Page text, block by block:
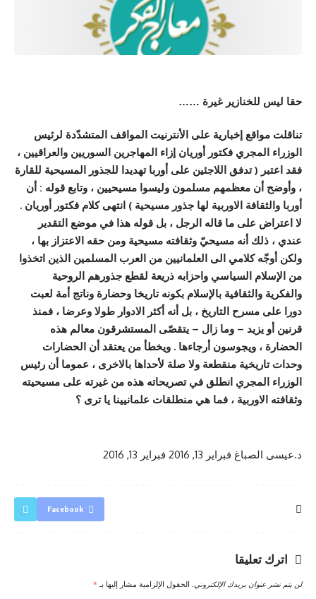
حقا ليس للخنازير غيرة ……
تناقلت مواقع إخبارية على الأنترنيت المواقف المتشدّدة لرئيس
الوزراء المجري فكتور أوريان إزاء المهاجرين السوريين والعراقيين ،
فقد اعتبر ( تدفق اللاجئين على أوربا تهديدا للجذور المسيحية للقارة
، وأوضح أن معظمهم مسلمون وليسوا مسيحيين ، وتابع قوله : أن
أوربا والثقافة الاوربية لها جذور مسيحية ) انتهى كلام فكتور أوريان .
لا اعتراض على ما قاله الرجل ، بل قوله هذا في موضع التقدير
عندي ، ذلك أنه مسيحيّ وثقافته مسيحية ومن حقه الاعتزاز بها ،
ولكن أوجّه كلامي الى العلمانيين من العرب المسلمين الذين اتخذوا
من الإسلام السياسي واحزابه ذريعة لقطع جذورهم الروحية
والفكرية والثقافية بالإسلام بكونه تاريخا وحضارة وناتج أمة لعبت
دورا على مسرح التاريخ ، بل أنه أكثر الادوار طولا وعرضا ، فمنذ
قرنين أو يزيد – وما زال – يتقصّى المستشرقون معالم هذه
الحضارة ، ويجوسون أرجاءها . ويخطأ من يعتقد أن الحضارات
وحدات تاريخية منقطعة ولا صلة لأحداها بالاخرى ، عموما أن رئيس
الوزراء المجري انطلق في تصريحاته هذه من غيرته على مسيحيته
وثقافته الاوربية ، فما هي منطلقات علمانيينا يا ترى ؟
د.عيسى الصباغ فبراير 13, 2016 فبراير 13, 2016
Facebook
اترك تعليقا
لن يتم نشر عنوان بريدك الإلكتروني. الحقول الإلزامية مشار إليها بـ *